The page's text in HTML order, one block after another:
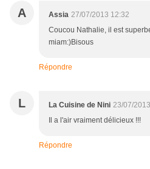
A Assia 27/07/2013 12:32
Coucou Nathalie, il est
miam:)Bisous
Répondre
L La Cuisine de Nini 23/07/
Il a l'air vraiment délicieux !!!
Répondre